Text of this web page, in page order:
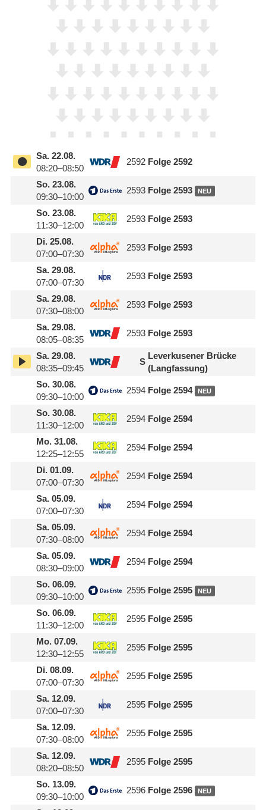
Sa.22.08.
08:20–08:50
2592 Folge 2592
So.23.08.
09:30–10:00
2593 Folge 2593 NEU
So.23.08.
11:30–12:00
2593 Folge 2593
Di.25.08.
07:00–07:30
2593 Folge 2593
Sa.29.08.
07:00–07:30
2593 Folge 2593
Sa.29.08.
07:30–08:00
2593 Folge 2593
Sa.29.08.
08:05–08:35
2593 Folge 2593
Sa.29.08.
08:35–09:45
S
Leverkusener Brücke
(Langfassung)
So.30.08.
09:30–10:00
2594 Folge 2594 NEU
So.30.08.
11:30–12:00
2594 Folge 2594
Mo.31.08.
12:25–12:55
2594 Folge 2594
Di.01.09.
07:00–07:30
2594 Folge 2594
Sa.05.09.
07:00–07:30
2594 Folge 2594
Sa.05.09.
07:30–08:00
2594 Folge 2594
Sa.05.09.
08:30–09:00
2594 Folge 2594
So.06.09.
09:30–10:00
2595 Folge 2595 NEU
So.06.09.
11:30–12:00
2595 Folge 2595
Mo.07.09.
12:30–12:55
2595 Folge 2595
Di.08.09.
07:00–07:30
2595 Folge 2595
Sa.12.09.
07:00–07:30
2595 Folge 2595
Sa.12.09.
07:30–08:00
2595 Folge 2595
Sa.12.09.
08:20–08:50
2595 Folge 2595
So.13.09.
09:30–10:00
2596 Folge 2596 NEU